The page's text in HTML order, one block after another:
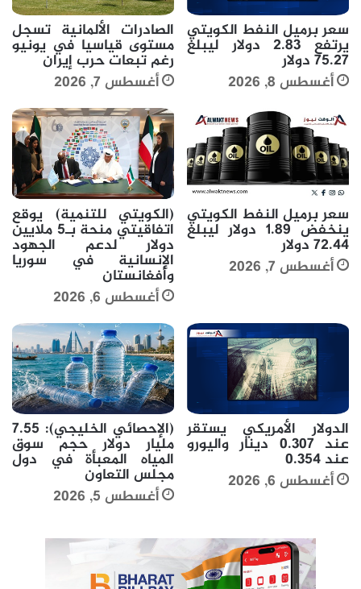
سعر برميل النفط الكويتي
يرتفع 2.83 دولار ليبلغ
75.27 دولار
أغسطس 8, 2026
الصادرات الألمانية تسجل
مستوى قياسيا في يونيو
رغم تبعات حرب إيران
أغسطس 7, 2026
سعر برميل النفط الكويتي
ينخفض 1.89 دولار ليبلغ
72.44 دولار
أغسطس 7, 2026
(الكويتي للتنمية) يوقع
اتفاقيتي منحة بـ5 ملايين
دولار لدعم الجهود
الإنسانية في سوريا
وأفغانستان
أغسطس 6, 2026
الدولار الأمريكي يستقر
عند 0.307 دينار واليورو
عند 0.354
أغسطس 6, 2026
(الإحصائي الخليجي): 7.55
مليار دولار حجم سوق
المياه المعبأة في دول
مجلس التعاون
أغسطس 5, 2026